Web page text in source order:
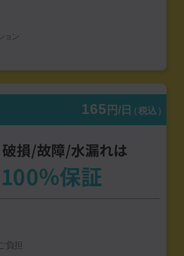
ョン
165 円/日（税込）
担